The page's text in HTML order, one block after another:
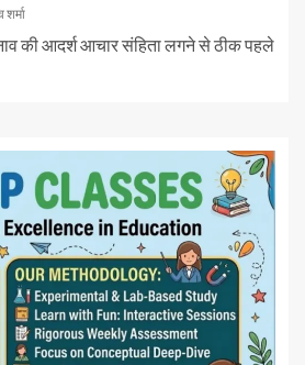
की आदर्श आचार संहिता लगने से ठीक पहले